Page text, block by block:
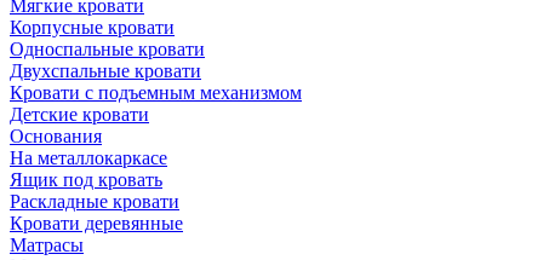
Мягкие кровати
Корпусные кровати
Односпальные кровати
Двухспальные кровати
Кровати с подъемным механизмом
Детские кровати
Основания
На металлокаркасе
Ящик под кровать
Раскладные кровати
Кровати деревянные
Матрасы